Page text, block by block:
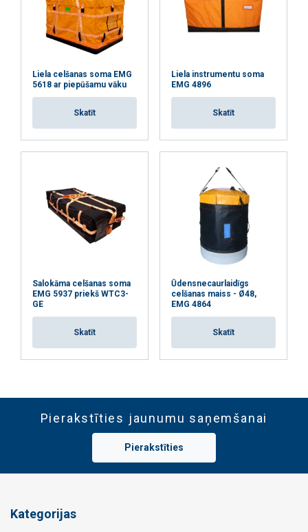
Liela celšanas soma EMG
5618 ar piepūšamu vāku
Skatīt
Liela instrumentu soma
EMG 4896
Skatīt
Salokāma celšanas soma
EMG 5937 priekš WTC3-
GE
Skatīt
Ūdensnecaurlaidīgs
celšanas maiss - Ø48,
EMG 4864
Skatīt
Pierakstīties jaunumu saņemšanai
Pierakstīties
Kategorijas
ATTEIKTIES NO VISIEM
RĀDĪT DETAĻAS